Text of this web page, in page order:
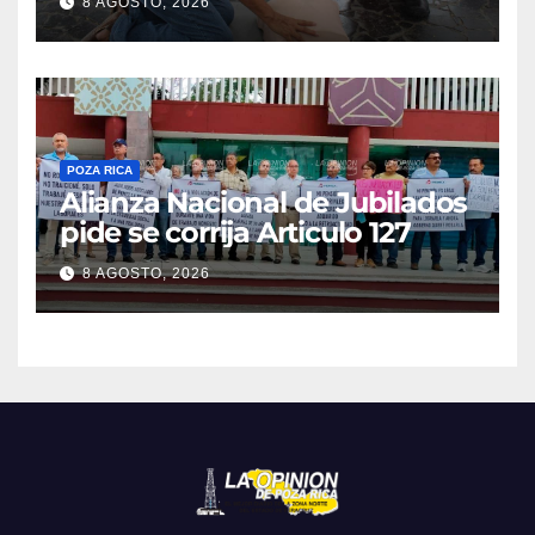
POZA RICA
Alianza Nacional de Jubilados
pide se corrija Articulo 127
8 AGOSTO, 2026